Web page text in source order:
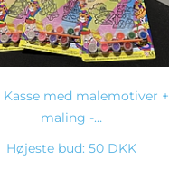
Kasse med malemotiver +
maling -…
Højeste bud: 50 DKK